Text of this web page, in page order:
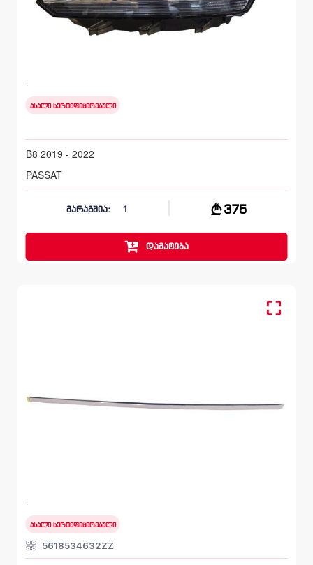
მარცხენა, წინა ფარი
B8 2019 - 2022
ახალი სერტიფიცირებული
B8 2019 - 2022
PASSAT
მარაგშია: 1 375
დამატება
B8 2019 - 2022
ახალი სერტიფიცირებული
5618534632ZZ